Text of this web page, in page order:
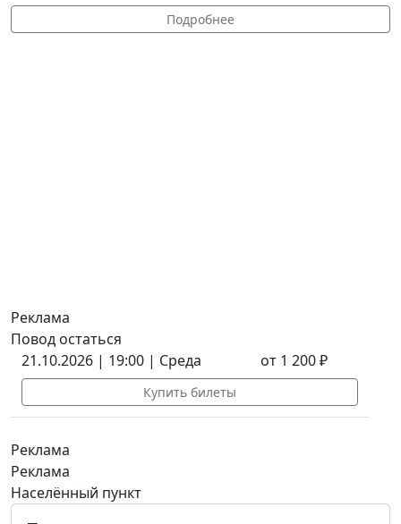
Подробнее
Реклама
Повод остаться
21.10.2026 | 19:00 | Среда
от 1 200 ₽
Купить билеты
Реклама
Реклама
Населённый пункт